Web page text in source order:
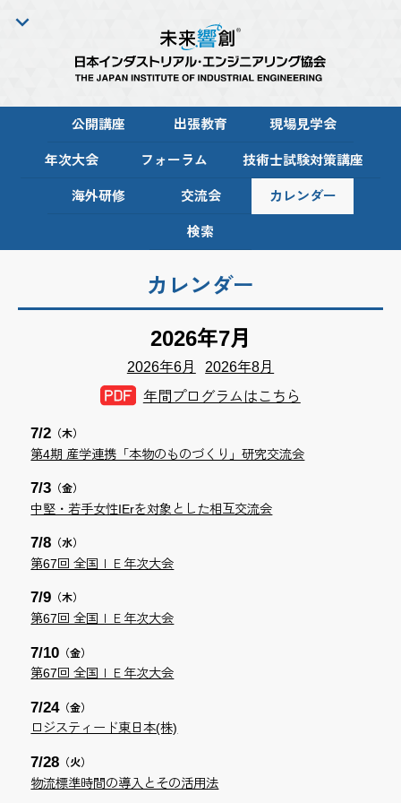
公開講座 出張教育 現場見学会
年次大会 フォーラム 技術士試験対策講座
海外研修 交流会 カレンダー
検索
カレンダー
2026年7月
2026年6月
2026年8月
年間プログラムはこちら
7/2 （木）
第4期 産学連携「本物のものづくり」研究交流会
7/3 （金）
中堅・若手女性IErを対象とした相互交流会
7/8 （水）
第67回 全国ＩＥ年次大会
7/9 （木）
第67回 全国ＩＥ年次大会
7/10 （金）
第67回 全国ＩＥ年次大会
7/24（金）
ロジスティード東日本(株)
7/28 （火）
物流標準時間の導入とその活用法